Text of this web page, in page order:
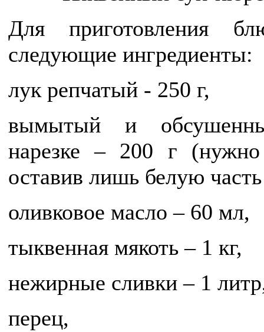
Для приготовления
следующие ингредиенты:
лук репчатый - 250 г,
вымытый и
нарезке – 200 г (нужно
оставив лишь белую
оливковое масло – 60 мл,
тыквенная мякоть – 1 кг,
нежирные сливки – 1
перец,